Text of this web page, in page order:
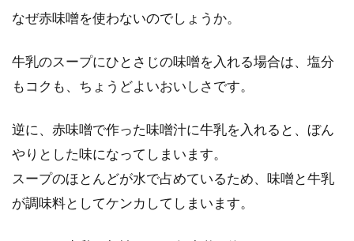
うどんのカロリーは？1玉でもうど
んの種類によって違うの？
っても、色々な種類がありますね。さぬきうど
んに...
なぜ赤味噌を使わないのでしょうか。
牛乳のスープにひとさじの味噌を入れる場合は、塩分
もコクも、ちょうどよいおいしさです。
逆に、赤味噌で作った味噌汁に牛乳を入れると、ぼん
やりとした味になってしまいます。
スープのほとんどが水で占めているため、味噌と牛乳
が調味料としてケンカしてしまいます。